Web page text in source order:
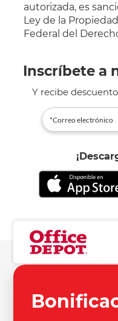
autorizada, es
Ley de la
Federal del
Inscríbete a
Y recibe
Herramientas de